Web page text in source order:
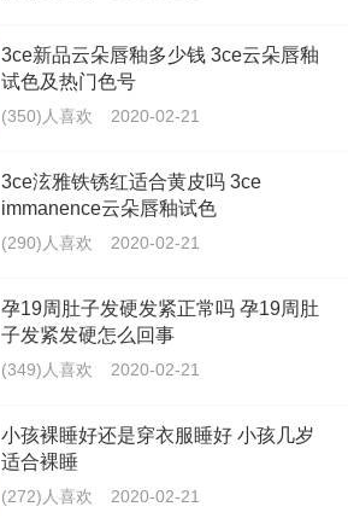
3ce新品云朵唇釉多少钱 3ce云朵唇釉
试色及热门色号
(350)人喜欢 2020-02-21
3ce泫雅铁锈红适合黄皮吗 3ce
immanence云朵唇釉试色
(290)人喜欢 2020-02-21
孕19周肚子发硬发紧正常吗 孕19周肚
子发紧发硬怎么回事
(349)人喜欢 2020-02-21
小孩裸睡好还是穿衣服睡好 小孩几岁
适合裸睡
(272)人喜欢 2020-02-21